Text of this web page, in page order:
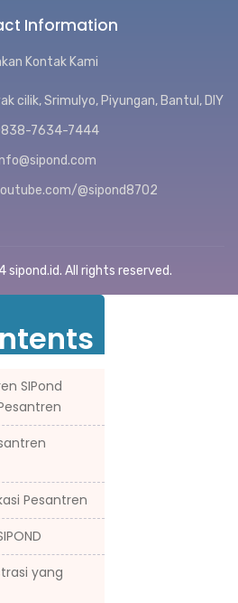
Information
Kontak Kami
cilik, Srimulyo, Piyungan, Bantul, DIY
7634-7444
@sipond8702
All rights reserved.
SIPond
Pesantren
yang